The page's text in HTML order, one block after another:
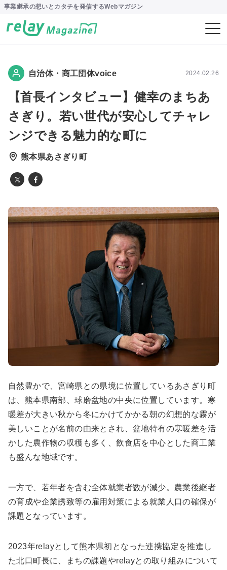
事業継承の想いとカタチを発信するWebマガジン
自治体・商工団体voice 2024.02.26
【首長インタビュー】健幸のまちあ
さぎり。若い世代が安心してチャレ
ンジできる魅力的な町に
熊本県あさぎり町
自然豊かで、宮崎県との県境に位置しているあさぎり町
は、熊本県南部、球磨盆地の中央に位置しています。 寒
暖差が大きい秋から冬にかけてかかる朝の幻想的な霧が
美しいことが名前の由来とされ、盆地特有の寒暖差を活
かした農作物の収穫も多く、飲食店を中心とした商工業
も盛んな地域です。
一方で、若年者を含む全体就業者数が減少。農業後継者
の育成や企業誘致等の雇用対策による就業人口の確保が
課題となっています。
2023年relayとして熊本県初となった連携協定を推進し
た北口町長に、まちの課題やrelayとの取り組みについて